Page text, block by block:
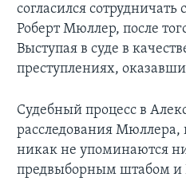
согласился
Роберт Мюллер, после
Выступая в суде в
преступлениях,
Судебный процесс в
расследования
никак не упоминаются
предвыборным штабом и